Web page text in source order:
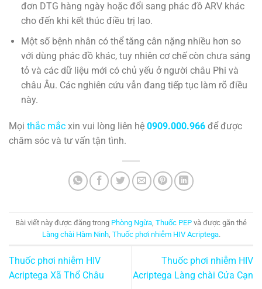
đơn DTG hàng ngày hoặc đổi sang phác đồ ARV khác
cho đến khi kết thúc điều trị lao.
Một số bệnh nhân có thể tăng cân nặng nhiều hơn so
với dùng phác đồ khác, tuy nhiên cơ chế còn chưa sáng
tỏ và các dữ liệu mới có chủ yếu ở người châu Phi và
châu Âu. Các nghiên cứu vẫn đang tiếp tục làm rõ điều
này.
Mọi thắc mắc xin vui lòng liên hệ 0909.000.966 để được
chăm sóc và tư vấn tận tình.
Bài viết này được đăng trong Phòng Ngừa Thuốc PEP và được gắn thẻ
Làng chài Hàm Ninh, Thuốc phơi nhiễm HIV Acriptega.
Thuốc phơi nhiễm HIV
Acriptega Xã Thổ Châu
Thuốc phơi nhiễm HIV
Acriptega Làng chài Cửa Cạn